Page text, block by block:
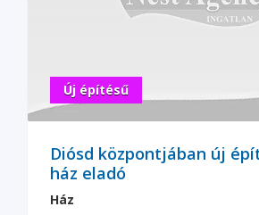
Új építésű
Diósd központjában új
ház eladó
Ház